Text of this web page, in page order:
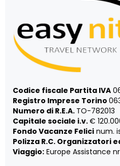
Codice fiscale Partita IVA
Registro Imprese Torino
Numero di R.E.A. TO-782013
Capitale sociale i.v.€
Fondo Vacanze Felici num.
Polizza R.C. Organizzatori
Viaggio: Europe Assistance